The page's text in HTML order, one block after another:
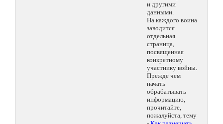
и другими
данными.
На каждого воина
заводится
отдельная
страница,
посвященная
конкретному
участнику войны.
Прежде чем
начать
обрабатывать
информацию,
прочитайте,
пожалуйста, тему